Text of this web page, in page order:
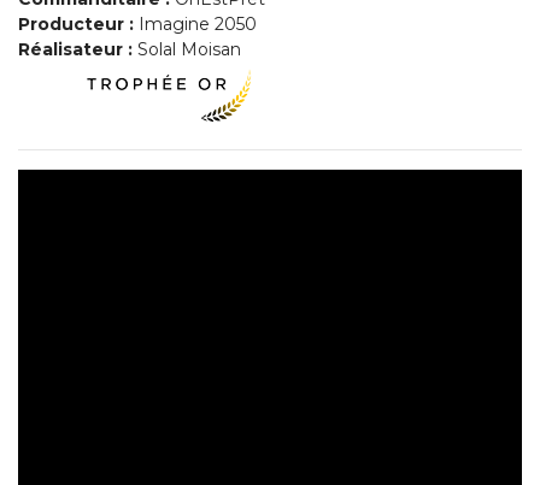
Producteur : Imagine 2050
Réalisateur : Solal Moisan